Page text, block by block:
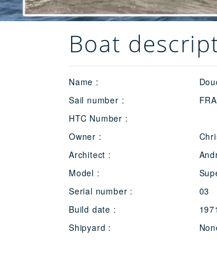
Boat
Name :
Sail number :
HTC Number :
Owner :
Architect :
Model :
Serial number :
03
Build date :
1971
Shipyard :